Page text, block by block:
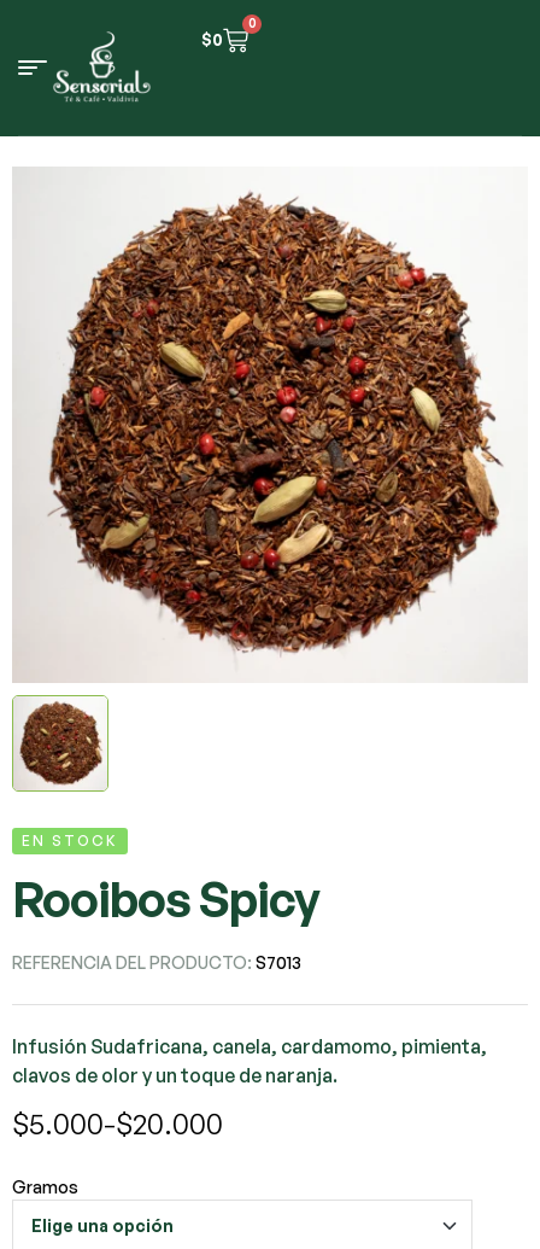
$0
0
EN STOCK
Rooibos Spicy
REFERENCIA DEL PRODUCTO: S7013
Infusión Sudafricana, canela, cardamomo, pimienta,
clavos de olor y un toque de naranja.
$5.000-$20.000
Gramos